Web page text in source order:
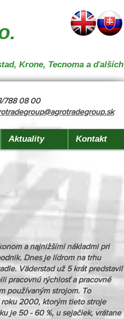
Krone, Tecnoma a ďalších
788 08 00
Aktuality Kontakt
a najnižšími nákladmi pri
Dnes je lídrom na trhu
Väderstad už 5 krát predstavil
pracovnú rýchlosť a pracovné
používaným strojom. To
roku 2000, ktorým tieto stroje
je 50 - 60 %, u sejačiek, vrátane